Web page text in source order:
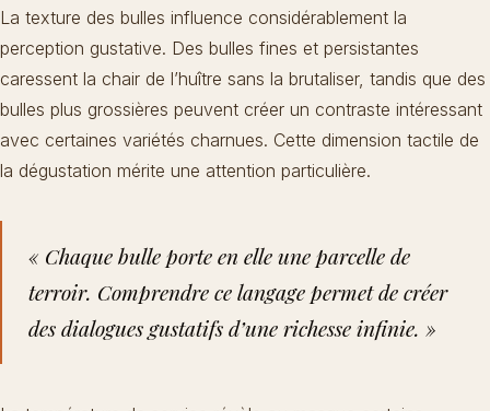
La texture des bulles influence considérablement la
perception gustative. Des bulles fines et persistantes
caressent la chair de l’huître sans la brutaliser, tandis que des
bulles plus grossières peuvent créer un contraste intéressant
avec certaines variétés charnues. Cette dimension tactile de
la dégustation mérite une attention particulière.
« Chaque bulle porte en elle une parcelle de
terroir. Comprendre ce langage permet de créer
des dialogues gustatifs d’une richesse infinie. »